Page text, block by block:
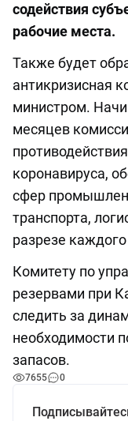
содействия
рабочие места.
Также будет
антикризисная
министром.
месяцев
коронавируса,
сфер
транспорта,
разрезе
Комитету по
резервами при
следить за
необходимости
запасов.
7655 0